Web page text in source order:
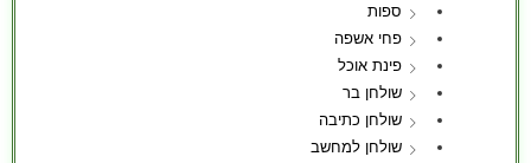
ספות
פחי אשפה
פינת אוכל
שולחן בר
שולחן כתיבה
שולחן למחשב